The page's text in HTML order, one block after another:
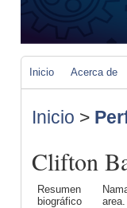
Inicio Acerca de
Inicio >
Clifton
Resumen
biográfico